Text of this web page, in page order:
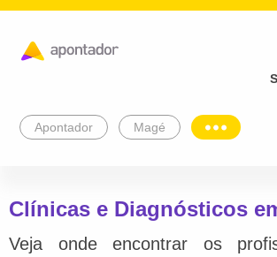
Apontador Magé
Clínicas e Diagnósticos
Veja onde encontrar os